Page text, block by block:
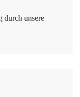
durch unsere